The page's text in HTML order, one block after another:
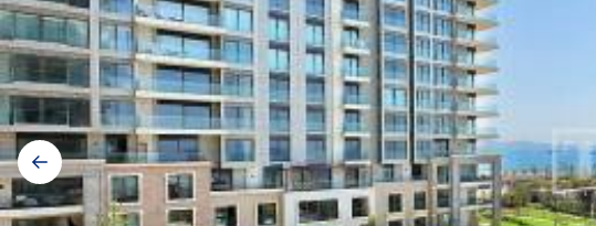
Galerij
navigatie